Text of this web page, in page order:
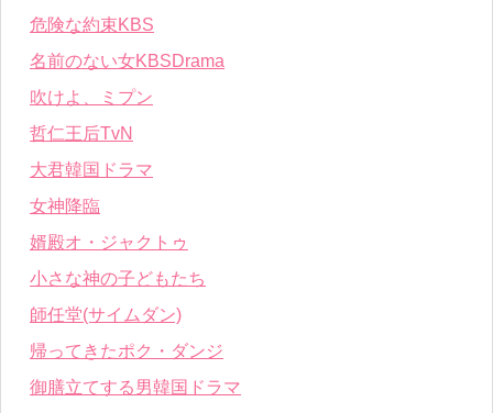
危険な約束KBS
名前のない女KBSDrama
吹けよ、ミプン
哲仁王后TvN
大君韓国ドラマ
女神降臨
婿殿オ・ジャクトゥ
小さな神の子どもたち
師任堂(サイムダン)
帰ってきたポク・ダンジ
御膳立てする男韓国ドラマ